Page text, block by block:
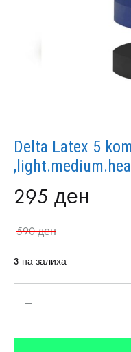
Delta Latex 5 kom
295 ден
590ден
3 на залиха